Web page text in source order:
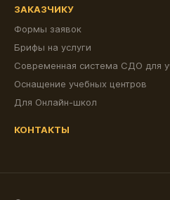
ЗАКАЗЧИКУ
Формы заявок
Брифы на услуги
Современная система СДО для
Оснащение учебных центров
Для Онлайн-школ
КОНТАКТЫ